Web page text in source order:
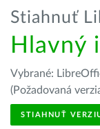
Stiahnuť
Hlavný
Vybrané:
(Požadovaná
STIAHNUŤ